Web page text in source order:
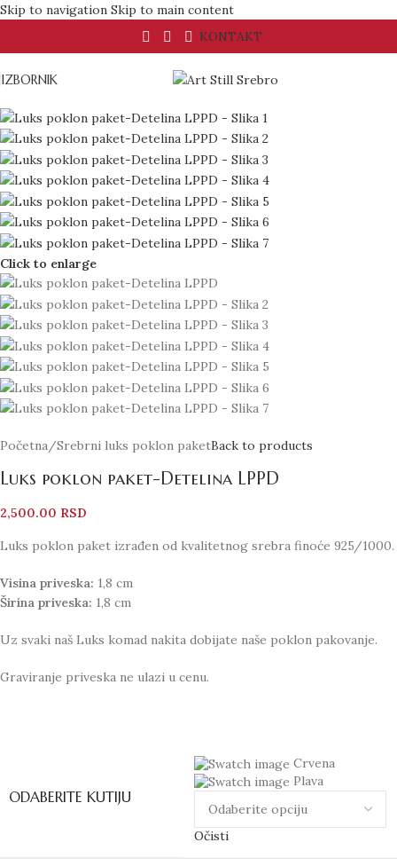
Skip to navigation Skip to main content
KONTAKT
IZBORNIK
Click to enlarge
Početna/Srebrni luks poklon paketBack to products
Luks poklon paket-Detelina LPPD
2,500.00 RSD
Luks poklon paket izrađen od kvalitetnog srebra finoće 925/1000.
Visina priveska: 1,8 cm
Širina priveska: 1,8 cm
Uz svaki naš Luks komad nakita dobijate naše poklon pakovanje.
Graviranje priveska ne ulazi u cenu.
ODABERITE KUTIJU
Crvena
Plava
Očisti